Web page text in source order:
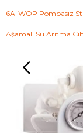
6A-WOP Pompasız
Aşamalı Su Arıtma